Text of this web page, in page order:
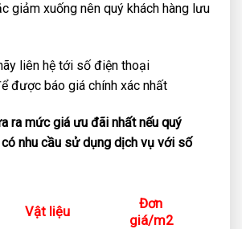
giảm xuống nên quý khách hàng lưu
liên hệ tới số điện thoại
được báo giá chính xác nhất
ra mức giá ưu đãi nhất nếu quý
có nhu cầu sử dụng dịch vụ với số
Vật liệu
Đơn
giá/m2